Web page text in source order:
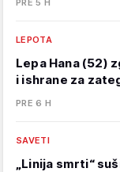
PRE 5 H
LEPOTA
Lepa Hana (52)
i ishrane za
PRE 6 H
SAVETI
„Linija smrti“